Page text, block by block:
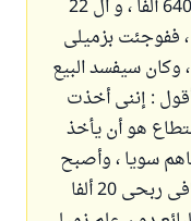
الشقة 618 ألفا ، فقلت له سأبيعها ب 640 ألفا ، و ال 22
ففوجئت بزميلى
وكان سيفسد البيع
: إننى أخذت
هو أن يأخذ
سويا ، وأصبح
صافى ربحه 6 آلاف ونصف ، وأنا صافى ربحى 20 ألفا